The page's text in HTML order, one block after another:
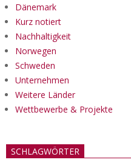
Dänemark
Kurz notiert
Nachhaltigkeit
Norwegen
Schweden
Unternehmen
Weitere Länder
Wettbewerbe & Projekte
SCHLAGWÖRTER